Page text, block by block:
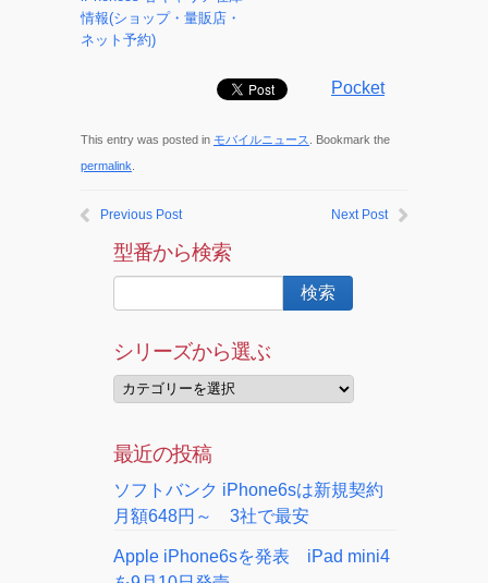
情報(ショップ・量販店・
ネット予約)
Pocket
This entry was posted in モバイルニュース
. Bookmark the
permalink
Previous Post Next Post
型番から検索
シリーズから選ぶ
最近の投稿
ソフトバンク iPhone6sは新規契約
月額648円～ 3社で最安
Apple iPhone6sを発表 iPad mini4